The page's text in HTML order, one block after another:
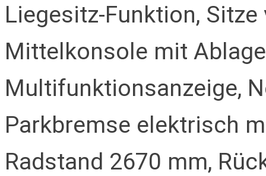
Liegesitz-Funktion, Sitze
Mittelkonsole mit
Multifunktionsanzeige,
Parkbremse elektrisch
Radstand 2670 mm,